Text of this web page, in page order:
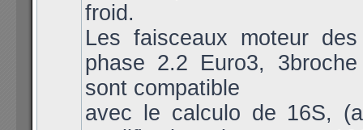
froid.
Les faisceaux moteur
phase 2.2 Euro3,
sont compatible
avec le calculo de 16S,